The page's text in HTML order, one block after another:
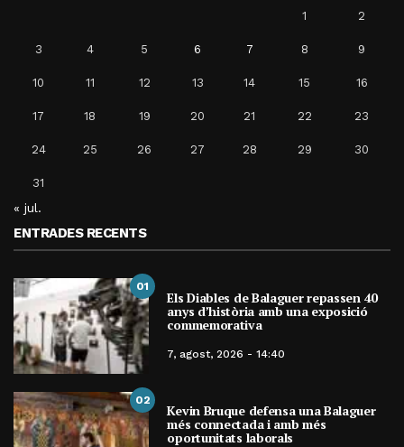
1 2
3 4 5 6 7 8 9
10 11 12 13 14 15 16
17 18 19 20 21 22 23
24 25 26 27 28 29 30
31
« jul.
ENTRADES RECENTS
01
Els Diables de Balaguer repassen 40
anys d’història amb una exposició
commemorativa
7, agost, 2026 - 14:40
02
Kevin Bruque defensa una Balaguer
més connectada i amb més
oportunitats laborals